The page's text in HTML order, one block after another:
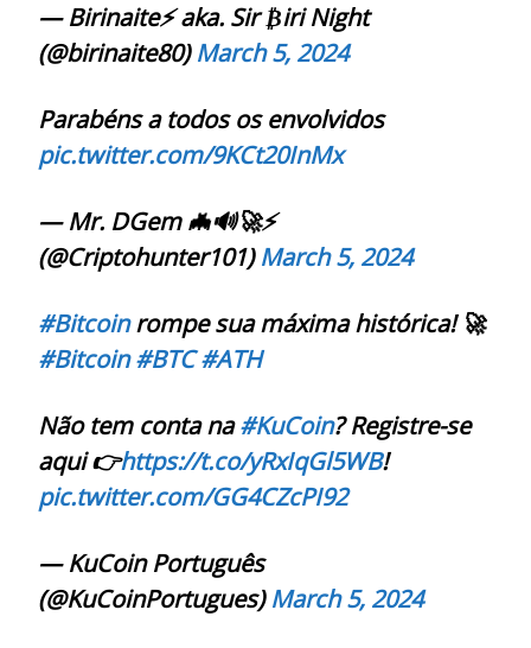
— Birinaite⚡️ aka. Sir ₿iri Night
(@birinaite80)March 5, 2024
Parabéns a todos os envolvidos
pic.twitter.com/9KCt20InMx
— Mr. DGem 🦇🔊🚀⚡️
(@Criptohunter101)March 5, 2024
#Bitcoinrompe sua máxima histórica! 🚀
#Bitcoin #BTC #ATH
Não tem conta na#KuCoin? Registre-se
aqui 👉https://t.co/yRxIqGl5WB!
pic.twitter.com/GG4CZcPI92
— KuCoin Português
(@KuCoinPortugues)March 5, 2024